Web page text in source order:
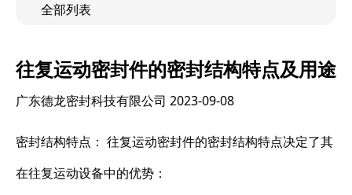
全部列表
往复运动密封件的密封结构特点及用途
广东德龙密封科技有限公司 2023-09-08
密封结构特点： 往复运动密封件的密封结构特点决定了其
在往复运动设备中的优势：